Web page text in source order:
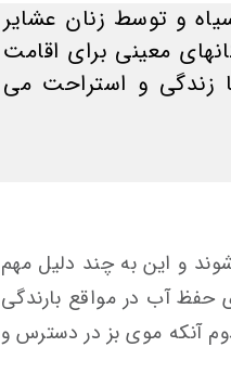
و توسط زنان عشایر
معینی برای اقامت
زندگی و استراحت می
و این به چند دلیل مهم
آب در مواقع بارندگی
آنکه موی بز در دسترس و